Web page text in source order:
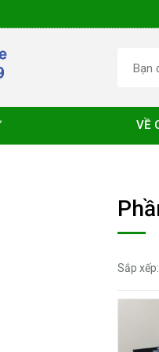
Sắp xếp:
VỀ